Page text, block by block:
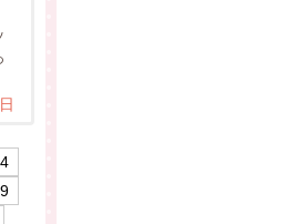
4
9